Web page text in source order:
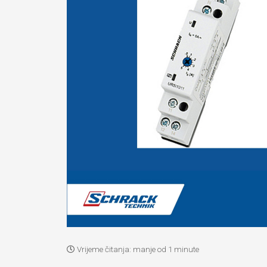
Vrijeme čitanja: manje od 1 minute